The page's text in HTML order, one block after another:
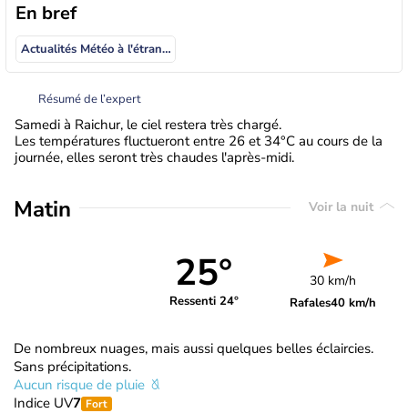
En bref
Actualités Météo à l'étranger
Résumé de l’expert
Samedi à Raichur, le ciel restera très chargé.
Les températures fluctueront entre 26 et 34°C au cours de la
journée, elles seront très chaudes l'après-midi.
Matin Voir la nuit
25°
Ressenti 24°
30 km/h
Rafales40 km/h
De nombreux nuages, mais aussi quelques belles éclaircies.
Sans précipitations.
Aucun risque de pluie
Indice UV7 Fort